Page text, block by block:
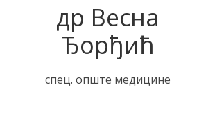
др Весна
Ђорђић
спец. опште медицине